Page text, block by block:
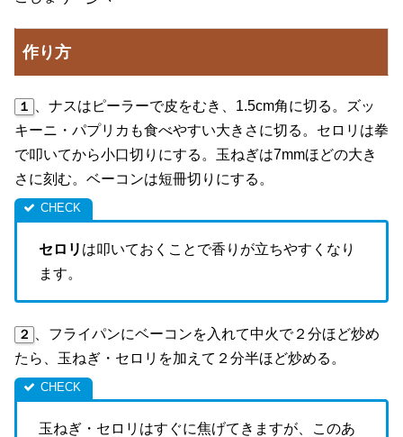
作り方
１ 、ナスはピーラーで皮をむき、1.5cm角に切る。ズッ
キーニ・パプリカも食べやすい大きさに切る。セロリは拳
で叩いてから小口切りにする。玉ねぎは7mmほどの大き
さに刻む。ベーコンは短冊切りにする。
セロリ は叩いておくことで香りが立ちやすくなり
ます。
２ 、フライパンにベーコンを入れて中火で２分ほど炒め
たら、玉ねぎ・セロリを加えて２分半ほど炒める。
玉ねぎ・セロリはすぐに焦げてきますが、このあ